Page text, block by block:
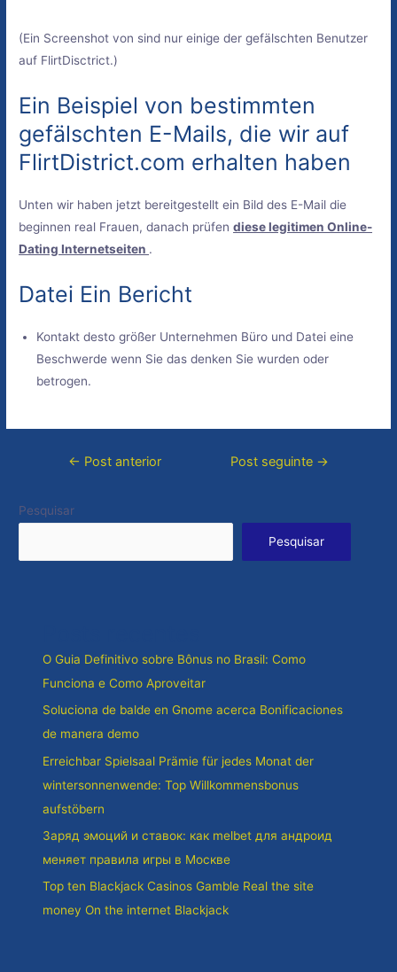
(Ein Screenshot von sind nur einige der gefälschten Benutzer
auf FlirtDisctrict.)
Ein Beispiel von bestimmten
gefälschten E-Mails, die wir auf
FlirtDistrict.com erhalten haben
Unten wir haben jetzt bereitgestellt ein Bild des E-Mail die
beginnen real Frauen, danach prüfendiese legitimen Online-
Dating Internetseiten .
Datei Ein Bericht
Kontakt desto größer Unternehmen Büro und Datei eine
Beschwerde wenn Sie das denken Sie wurden oder
betrogen.
← Post anterior Post seguinte →
Pesquisar
Pesquisar
O Guia Definitivo sobre Bônus no Brasil: Como
Funciona e Como Aproveitar
Soluciona de balde en Gnome acerca Bonificaciones
de manera demo
Erreichbar Spielsaal Prämie für jedes Monat der
wintersonnenwende: Top Willkommensbonus
aufstöbern
Заряд эмоций и ставок: как melbet для андроид
меняет правила игры в Москве
Top ten Blackjack Casinos Gamble Real the site
money On the internet Blackjack